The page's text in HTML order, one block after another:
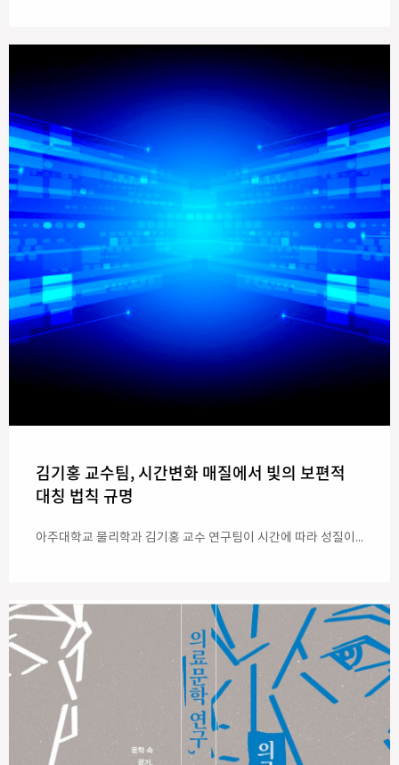
김기홍 교수팀, 시간변화 매질에서 빛의 보편적
대칭 법칙 규명
아주대학교 물리학과 김기홍 교수 연구팀이 시간에 따라 성질이 변하는 물질에서 빛이 보여주는 새로운 대칭 법칙을 규명했다. 김기홍 교수와 김슬옹 연구교수는 ‘시간변화 전자기 매질에서 시간적 상호성의 대칭 분류(Symmetry Classification of Temporal Reciprocity in Time-Varying Electromagnetic Media)’라는 논문을 광학·포토닉스 분야 국제 학술지 <옵티카(Optica)>에 지난 7월 27일 게재했다고 밝혔다. 김기홍 교수 연구팀은 물질의 변화 순서를 뒤집었을 때 빛이 어떻게 반응하는지 분석한 결과, 변화 순서와 관계없이 투과되는 빛은 동일하게 유지되고 반사되는 빛은 일정한 대칭 법칙을 따른다는 사실을 발견했다. 이 외에도 연구팀은 물질의 종류에 따라 시간적 상호성이 두 가지 다른 형태로 나타나는 점을 규명하고, 빛의 변화 과정을 역순으로 재현하는 ‘시간 되감기’ 구현 조건도 제시했다. 이번 연구는 복잡한 시간변화 매질에서 빛과 전자기파의 거동을 예측할 수 있는 일반적인 이론을 제시했다는 점에서 의미가 있다. 향후 ▲광신호 제어 ▲파동 복원 ▲시간변조 포토닉스 ▲편광 및 마이크로파 시스템 설계 등에 활용될 것으로 기대된다. 연구팀은 “이번 연구를 통해 공간에서의 상호성과 시간 변화 순서에 관한 상호성이 서로 구별되는 개념이라는 점을 확인할 수 있었다”며 “앞으로 손실과 이득이 존재하는 보다 현실적인 매질로 이론을 확장할 계획”이라고 전했다. 사진 설명: 물질의 성질이 변하는 순서를 정방향과 역방향으로 적용했을 때 나타나는 투과파와 반사파의 대칭 관계를 보여주는 모식도